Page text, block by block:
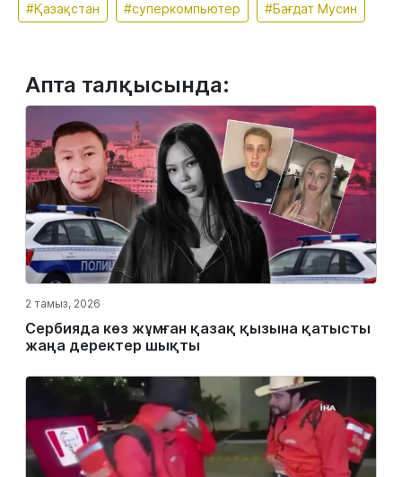
#Қазақстан #суперкомпьютер #Бағдат Мусин
Апта талқысында:
2 тамыз, 2026
Сербияда көз жұмған қазақ қызына қатысты
жаңа деректер шықты